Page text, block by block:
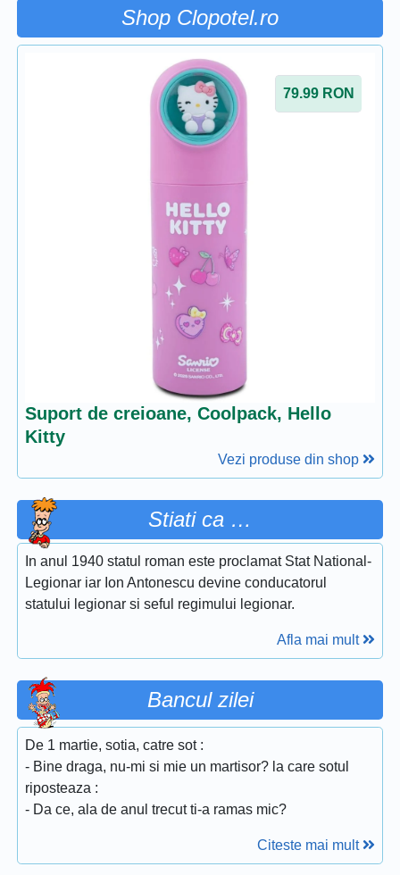
Shop Clopotel.ro
79.99 RON
Suport de creioane, Coolpack, Hello
Kitty
Vezi produse din shop
Stiati ca …
In anul 1940 statul roman este proclamat Stat National-
Legionar iar Ion Antonescu devine conducatorul
statului legionar si seful regimului legionar.
Afla mai mult
Bancul zilei
De 1 martie, sotia, catre sot :
- Bine draga, nu-mi si mie un martisor? la care sotul
riposteaza :
- Da ce, ala de anul trecut ti-a ramas mic?
Citeste mai mult